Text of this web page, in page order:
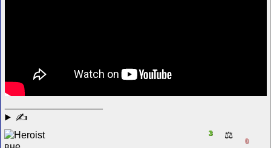
✍
3 ⚖️
0